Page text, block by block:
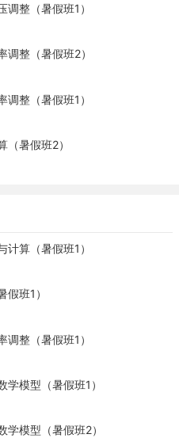
整（暑假班1）
整（暑假班2）
整（暑假班1）
暑假班2）
算（暑假班1）
班1）
整（暑假班1）
模型（暑假班1）
模型（暑假班2）